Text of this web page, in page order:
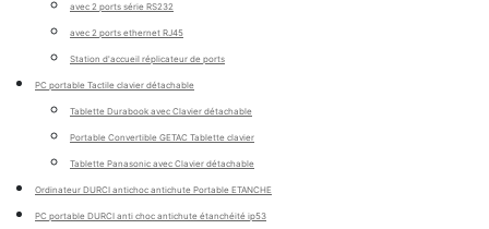
avec 2 ports série RS232
avec 2 ports ethernet RJ45
Station d'accueil réplicateur de ports
PC portable Tactile clavier détachable
Tablette Durabook avec Clavier détachable
Portable Convertible GETAC Tablette clavier
Tablette Panasonic avec Clavier détachable
Ordinateur DURCI antichoc antichute Portable ETANCHE
PC portable DURCI anti choc antichute étanchéité ip53